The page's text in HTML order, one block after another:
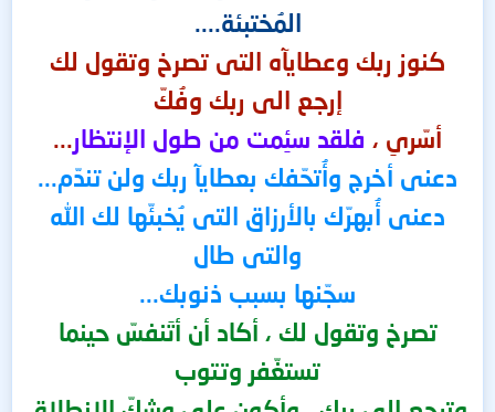
المُختبئة....
كنوز ربك وعطايآه التى تصرخ وتقول لك
إرجع الى ربك وفُكّ
أسّرىِ ، فلقد سئِمت من طول الإنتظار...
دعنى أخرج وأُتحّفك بعطايآ ربك ولن تندّم...
دعنى أُبهرّك بالأرزاق التى يُخبئّها لك الله
والتى طال
سجّنها بسبب ذنوبك...
تصرخ وتقول لك ، أكاد أن أتَنفسّ حينما
تستغّفر وتتوب